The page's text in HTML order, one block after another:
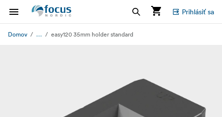
Prihlásiť sa
Domov ... easy120 35mm holder standard